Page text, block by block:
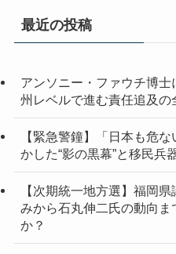
イ
最近の投稿
アンソニー・ファウチ博士
州レベルで進む責任追及の
【緊急警鐘】「日本も危
かした“影の黒幕”と移民兵
【次期統一地方選】福岡
みから石丸伸二氏の動向
か？